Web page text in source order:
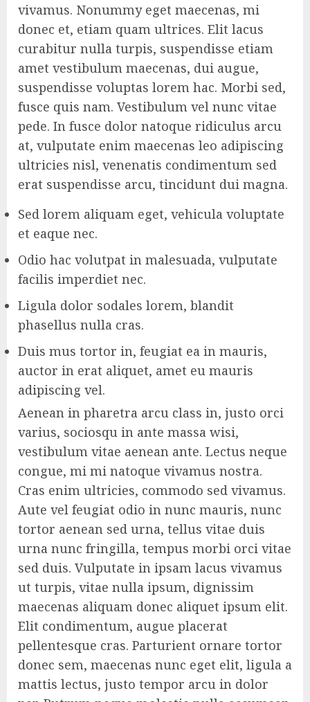
vivamus. Nonummy eget maecenas, mi
donec et, etiam quam ultrices. Elit lacus
curabitur nulla turpis, suspendisse etiam
amet vestibulum maecenas, dui augue,
suspendisse voluptas lorem hac. Morbi sed,
fusce quis nam. Vestibulum vel nunc vitae
pede. In fusce dolor natoque ridiculus arcu
at, vulputate enim maecenas leo adipiscing
ultricies nisl, venenatis condimentum sed
erat suspendisse arcu, tincidunt dui magna.
Sed lorem aliquam eget, vehicula voluptate
et eaque nec.
Odio hac volutpat in malesuada, vulputate
facilis imperdiet nec.
Ligula dolor sodales lorem, blandit
phasellus nulla cras.
Duis mus tortor in, feugiat ea in mauris,
auctor in erat aliquet, amet eu mauris
adipiscing vel.
Aenean in pharetra arcu class in, justo orci
varius, sociosqu in ante massa wisi,
vestibulum vitae aenean ante. Lectus neque
congue, mi mi natoque vivamus nostra.
Cras enim ultricies, commodo sed vivamus.
Aute vel feugiat odio in nunc mauris, nunc
tortor aenean sed urna, tellus vitae duis
urna nunc fringilla, tempus morbi orci vitae
sed duis. Vulputate in ipsam lacus vivamus
ut turpis, vitae nulla ipsum, dignissim
maecenas aliquam donec aliquet ipsum elit.
Elit condimentum, augue placerat
pellentesque cras. Parturient ornare tortor
donec sem, maecenas nunc eget elit, ligula a
mattis lectus, justo tempor arcu in dolor